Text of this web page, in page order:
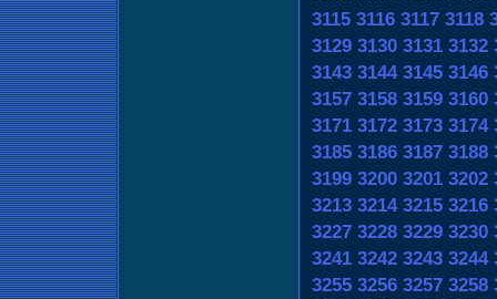
3115 3116 3117 3118
3129 3130 3131 3132
3143 3144 3145 3146
3157 3158 3159 3160
3171 3172 3173 3174
3185 3186 3187 3188
3199 3200 3201 3202
3213 3214 3215 3216
3227 3228 3229 3230
3241 3242 3243 3244
3255 3256 3257 3258